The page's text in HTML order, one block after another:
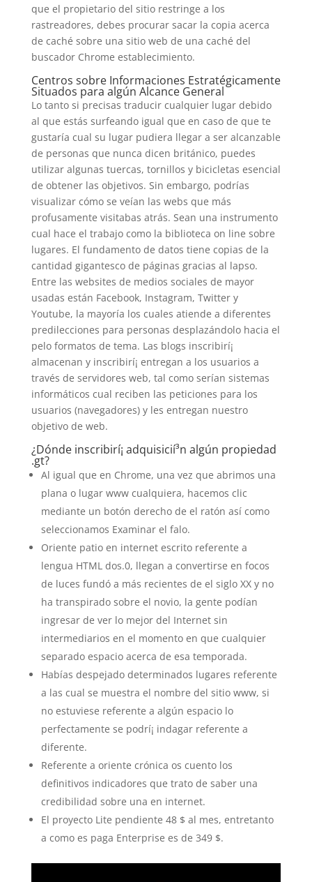
que el propietario del sitio restringe a los
rastreadores, debes procurar sacar la copia acerca
de caché sobre una sitio web de una caché del
buscador Chrome establecimiento.
Centros sobre Informaciones Estratégicamente
Situados para algún Alcance General
Lo tanto si precisas traducir cualquier lugar debido
al que estás surfeando igual que en caso de que te
gustaría cual su lugar pudiera llegar a ser alcanzable
de personas que nunca dicen británico, puedes
utilizar algunas tuercas, tornillos y bicicletas esencial
de obtener las objetivos. Sin embargo, podrías
visualizar cómo se veían las webs que más
profusamente visitabas atrás. Sean una instrumento
cual hace el trabajo como la biblioteca on line sobre
lugares. El fundamento de datos tiene copias de la
cantidad gigantesco de páginas gracias al lapso.
Entre las websites de medios sociales de mayor
usadas están Facebook, Instagram, Twitter y
Youtube, la mayorí­a los cuales atiende a diferentes
predilecciones para personas desplazándolo hacia el
pelo formatos de tema. Las blogs inscribirí¡
almacenan y inscribirí¡ entregan a los usuarios a
través de servidores web, tal como serían sistemas
informáticos cual reciben las peticiones para los
usuarios (navegadores) y les entregan nuestro
objetivo de web.
¿Dónde inscribirí¡ adquisicií³n algún propiedad
.gt?
Al igual que en Chrome, una vez que abrimos una
plana o lugar www cualquiera, hacemos clic
mediante un botón derecho de el ratón así­ como
seleccionamos Examinar el falo.
Oriente patio en internet escrito referente a
lengua HTML dos.0, llegan a convertirse en focos
de luces fundó a más recientes de el siglo XX y no
ha transpirado sobre el novio, la gente podían
ingresar de ver lo mejor del Internet sin
intermediarios en el momento en que cualquier
separado espacio acerca de esa temporada.
Habías despejado determinados lugares referente
a las cual se muestra el nombre del sitio www, si
no estuviese referente a algún espacio lo
perfectamente se podrí¡ indagar referente a
diferente.
Referente a oriente crónica os cuento los
definitivos indicadores que trato de saber una
credibilidad sobre una en internet.
El proyecto Lite pendiente 48 $ al mes, entretanto
a como es paga Enterprise es de 349 $.